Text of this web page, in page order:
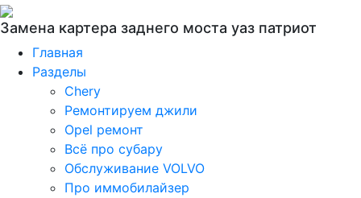
Замена картера заднего моста уаз патриот
Главная
Разделы
Chery
Ремонтируем джили
Opel ремонт
Всё про субару
Обслуживание VOLVO
Про иммобилайзер